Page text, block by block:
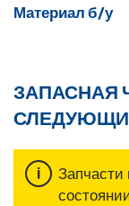
Материал б/у
ЗАПАСНАЯ
Запчасти